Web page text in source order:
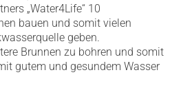
„Water4Life“ 10
bauen und somit vielen
geben.
Brunnen zu bohren und somit
gutem und gesundem Wasser